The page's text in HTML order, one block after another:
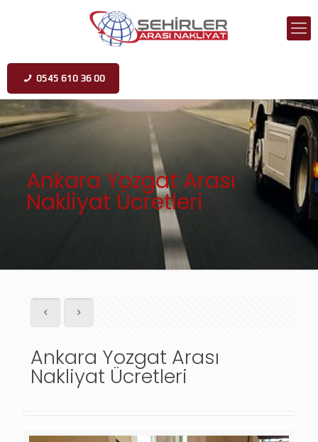
0545 610 36 00
Ankara Yozgat Arası
Nakliyat Ücretleri
Ankara Yozgat Arası
Nakliyat Ücretleri